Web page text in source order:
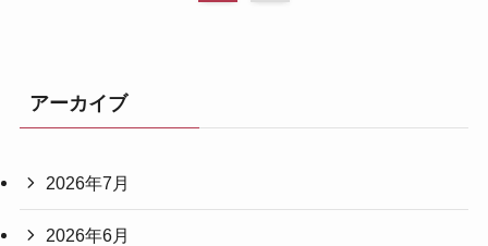
アーカイブ
2026年7月
2026年6月